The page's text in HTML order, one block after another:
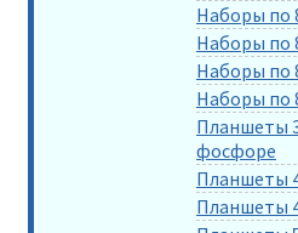
Наборы по
Наборы по
Наборы по
Наборы по
Планшеты
фосфоре
Планшеты
Планшеты